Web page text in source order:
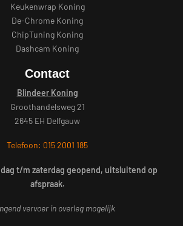
Keukenwrap Koning
De-Chrome Koning
ChipTuning Koning
Dashcam Koning
Contact
Blindeer Koning
Groothandelsweg 21
2645 EH Delfgauw
Telefoon: 015 2001 185
t/m zaterdag geopend, uitsluitend op
afspraak.
vervoer in overleg mogelijk